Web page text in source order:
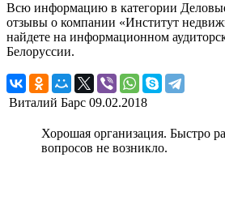
Всю информацию в категории
отзывы о компании «Институт
найдете на информационном
Белоруссии.
Виталий Барс 09.02.2018
Хорошая организация. Быстро
вопросов не возникло.